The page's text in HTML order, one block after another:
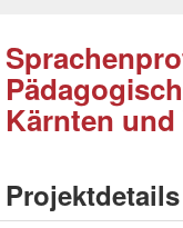
Kärnten und
Projektdetails